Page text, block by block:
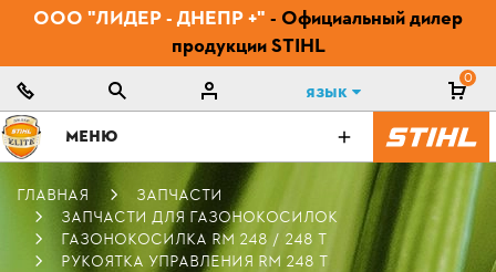
ООО "ЛИДЕР - ДНЕПР +" - Официальный дилер
продукции STIHL
Язык
0
МЕНЮ
ГЛАВНАЯ
ЗАПЧАСТИ
ЗАПЧАСТИ ДЛЯ ГАЗОНОКОСИЛОК
ГАЗОНОКОСИЛКА RM 248 / 248 T
РУКОЯТКА УПРАВЛЕНИЯ RM 248 T